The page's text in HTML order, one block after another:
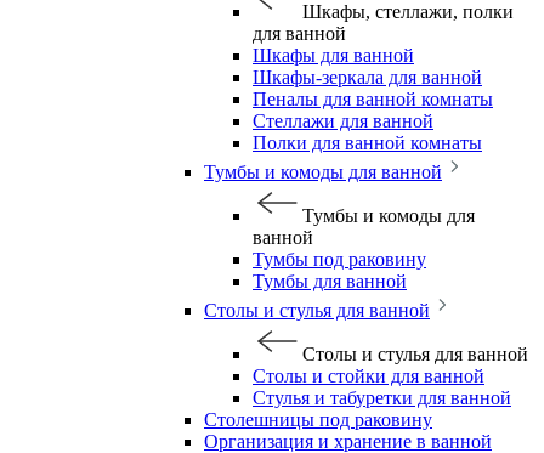
Шкафы, стеллажи, полки
для ванной
Шкафы для ванной
Шкафы-зеркала для ванной
Пеналы для ванной комнаты
Стеллажи для ванной
Полки для ванной комнаты
Тумбы и комоды для ванной
Тумбы и комоды для
ванной
Тумбы под раковину
Тумбы для ванной
Столы и стулья для ванной
Столы и стулья для ванной
Столы и стойки для ванной
Стулья и табуретки для ванной
Столешницы под раковину
Организация и хранение в ванной